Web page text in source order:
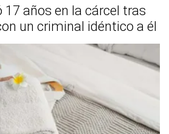
17 años en la cárcel tras
un criminal idéntico a él